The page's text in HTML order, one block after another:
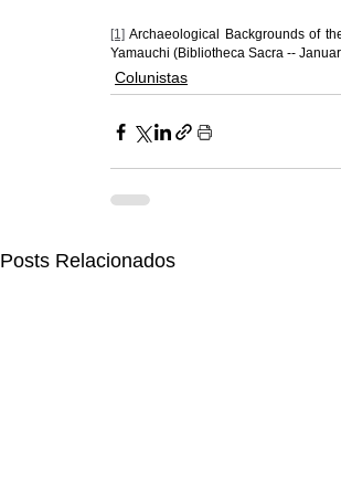
[1] Archaeological Backgrounds of
Yamauchi (Bibliotheca Sacra --
Colunistas
Posts Relacionados